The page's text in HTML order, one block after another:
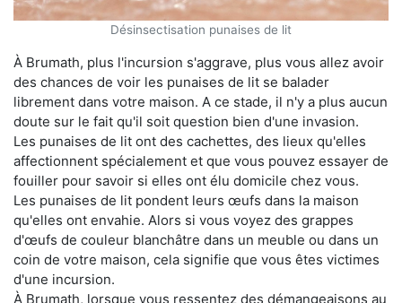
Désinsectisation punaises de lit
À Brumath, plus l'incursion s'aggrave, plus vous allez avoir
des chances de voir les punaises de lit se balader
librement dans votre maison. A ce stade, il n'y a plus aucun
doute sur le fait qu'il soit question bien d'une invasion.
Les punaises de lit ont des cachettes, des lieux qu'elles
affectionnent spécialement et que vous pouvez essayer de
fouiller pour savoir si elles ont élu domicile chez vous.
Les punaises de lit pondent leurs œufs dans la maison
qu'elles ont envahie. Alors si vous voyez des grappes
d'œufs de couleur blanchâtre dans un meuble ou dans un
coin de votre maison, cela signifie que vous êtes victimes
d'une incursion.
À Brumath, lorsque vous ressentez des démangeaisons au